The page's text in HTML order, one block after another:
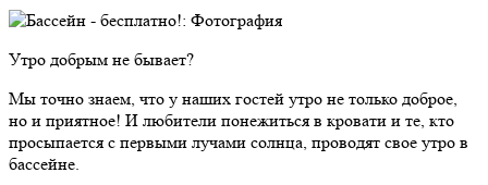
Утро добрым не бывает?
Мы точно знаем, что у наших гостей утро не только доброе,
но и приятное! И любители понежиться в кровати и те, кто
просыпается с первыми лучами солнца, проводят свое утро в
бассейне.